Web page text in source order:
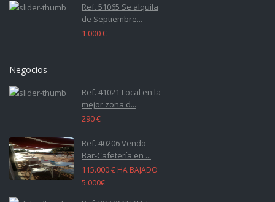
Ref. 51065 Se alquila
de Septiembre...
1.000 €
Negocios
Ref. 41021 Local en la
mejor zona d...
290 €
Ref. 40206 Vendo
Bar-Cafetería en ...
115.000 € HA BAJADO
5.000€